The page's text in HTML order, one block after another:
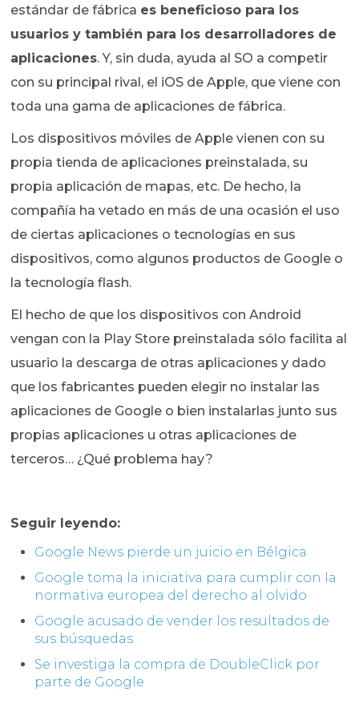
estándar de fábrica es beneficioso para los
usuarios y también para los desarrolladores de
aplicaciones. Y, sin duda, ayuda al SO a competir
con su principal rival, el iOS de Apple, que viene con
toda una gama de aplicaciones de fábrica.
Los dispositivos móviles de Apple vienen con su
propia tienda de aplicaciones preinstalada, su
propia aplicación de mapas, etc. De hecho, la
compañía ha vetado en más de una ocasión el uso
de ciertas aplicaciones o tecnologías en sus
dispositivos, como algunos productos de Google o
la tecnología flash.
El hecho de que los dispositivos con Android
vengan con la Play Store preinstalada sólo facilita al
usuario la descarga de otras aplicaciones y dado
que los fabricantes pueden elegir no instalar las
aplicaciones de Google o bien instalarlas junto sus
propias aplicaciones u otras aplicaciones de
terceros… ¿Qué problema hay?
Seguir leyendo:
Google News pierde un juicio en Bélgica
Google toma la iniciativa para cumplir con la
normativa europea del derecho al olvido
Google acusado de vender los resultados de
sus búsquedas
Se investiga la compra de DoubleClick por
parte de Google